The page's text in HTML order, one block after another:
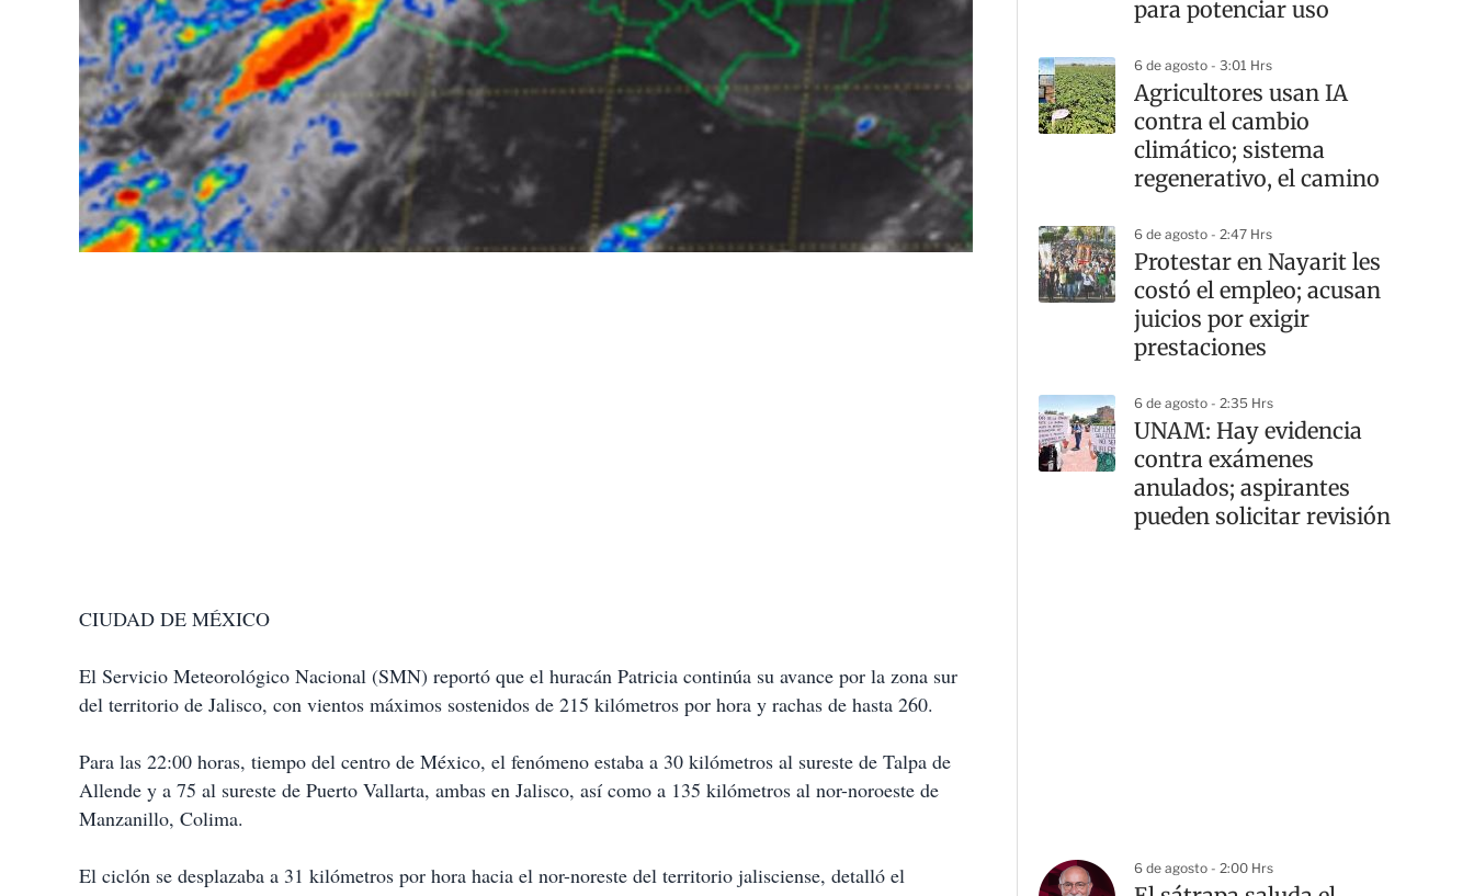
CIUDAD DE MÉXICO
El Servicio Meteorológico Nacional (SMN) reportó que el huracán Patricia continúa su avance por la zona sur
del territorio de Jalisco, con vientos máximos sostenidos de 215 kilómetros por hora y rachas de hasta 260.
Para las 22:00 horas, tiempo del centro de México, el fenómeno estaba a 30 kilómetros al sureste de Talpa de
Allende y a 75 al sureste de Puerto Vallarta, ambas en Jalisco, así como a 135 kilómetros al nor-noroeste de
Manzanillo, Colima.
El ciclón se desplazaba a 31 kilómetros por hora hacia el nor-noreste del territorio jalisciense, detalló el
para potenciar uso
6 de agosto - 3:01 Hrs
Agricultores usan IA
contra el cambio
climático; sistema
regenerativo, el camino
6 de agosto - 2:47 Hrs
Protestar en Nayarit les
costó el empleo; acusan
juicios por exigir
prestaciones
6 de agosto - 2:35 Hrs
UNAM: Hay evidencia
contra exámenes
anulados; aspirantes
pueden solicitar revisión
6 de agosto - 2:00 Hrs